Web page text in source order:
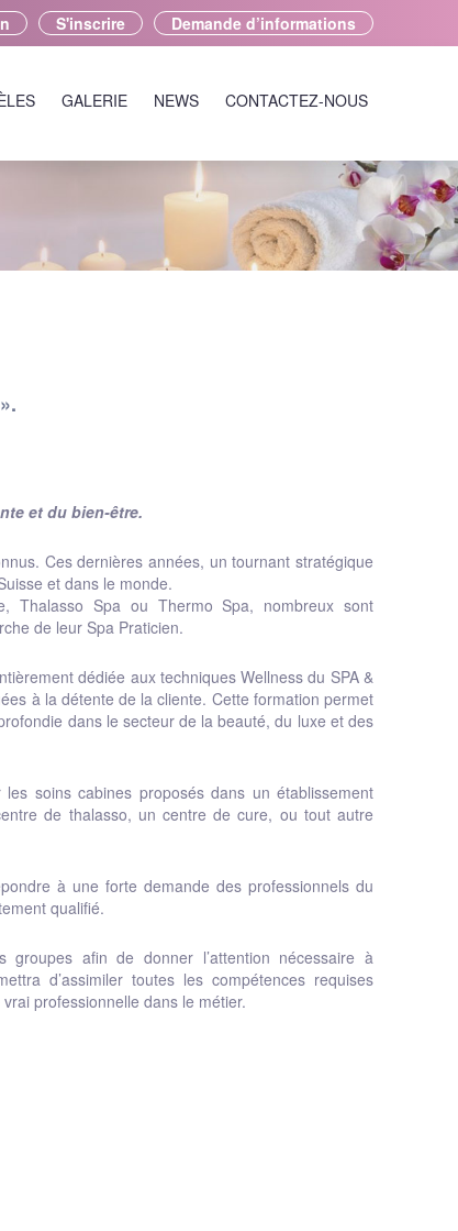
Demande d’informations
S'inscrire
GALERIE NEWS CONTACTEZ-NOUS
et du bien-être.
Ces dernières années, un tournant stratégique
et dans le monde.
Thalasso Spa ou Thermo Spa, nombreux sont
de leur Spa Praticien.
dédiée aux techniques Wellness du SPA &
à la détente de la cliente. Cette formation permet
dans le secteur de la beauté, du luxe et des
soins cabines proposés dans un établissement
de thalasso, un centre de cure, ou tout autre
à une forte demande des professionnels du
qualifié.
groupes afin de donner l’attention nécessaire à
d’assimiler toutes les compétences requises
professionnelle dans le métier.